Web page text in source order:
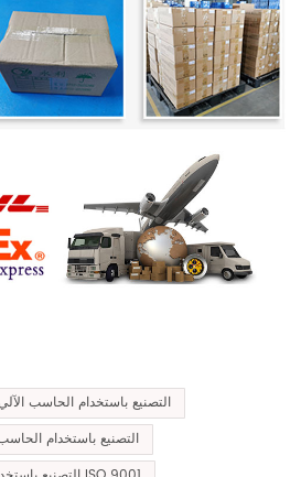
التصنيع باستخدام الحاسب
التصنيع باستخدام